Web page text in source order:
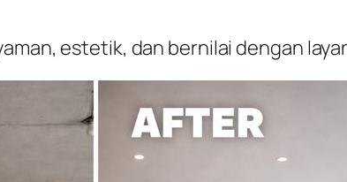
estetik, dan bernilai dengan